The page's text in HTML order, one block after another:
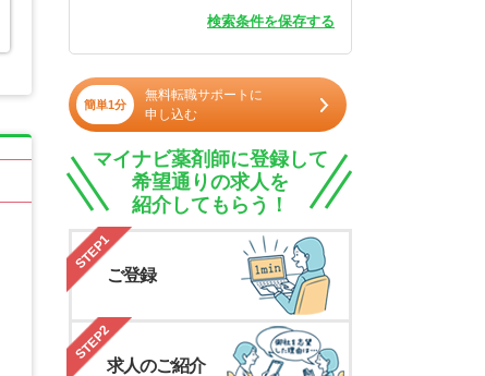
検索条件を保存する
簡単1分
無料転職サポートに
申し込む
マイナビ薬剤師に登録して
希望通りの求人を
紹介してもらう！
STEP1
ご登録
STEP2
求人のご紹介